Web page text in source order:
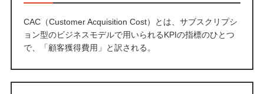
CAC（Customer Acquisition Cost）とは、サブスクリプシ
ョン型のビジネスモデルで用いられるKPIの指標のひとつ
で、「顧客獲得費用」と訳される。